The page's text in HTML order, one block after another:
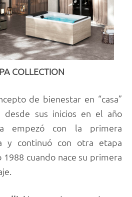
COLLECTION
de bienestar en “casa”
desde sus inicios en el año
empezó con la primera
y continuó con otra etapa
cuando nace su primera